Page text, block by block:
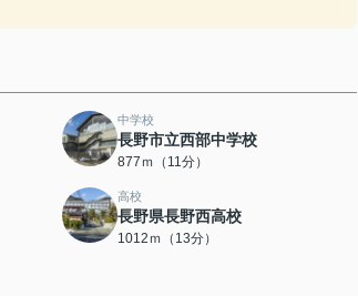
中学校
長野市立西部中学校
877ｍ（11分）
高校
長野県長野西高校
1012ｍ（13分）